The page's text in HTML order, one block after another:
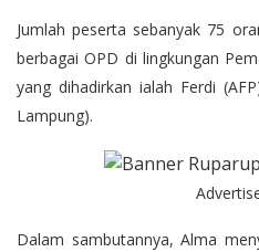
Jumlah peserta sebanyak 75
berbagai OPD di lingkungan
yang dihadirkan ialah Ferdi
Lampung).
Dalam sambutannya, Alma